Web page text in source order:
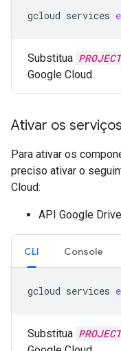
gcloud services
Substitua
Google Cloud.
Ativar os
Para ativar os
preciso ativar o
Cloud:
API Google
CLI Console
gcloud services
Substitua